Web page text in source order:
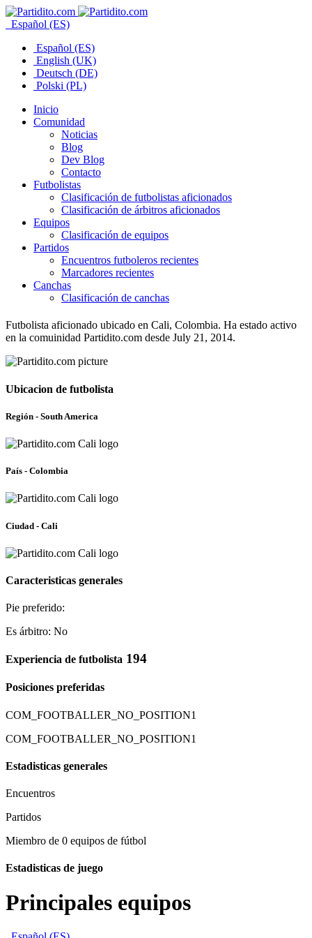
Español (ES)
Español (ES)
English (UK)
Deutsch (DE)
Polski (PL)
Inicio
Comunidad
Noticias
Blog
Dev Blog
Contacto
Futbolistas
Clasificación de futbolistas aficionados
Clasificación de árbitros aficionados
Equipos
Clasificación de equipos
Partidos
Encuentros futboleros recientes
Marcadores recientes
Canchas
Clasificación de canchas
Futbolista aficionado ubicado en Cali, Colombia. Ha estado activo
en la comuinidad Partidito.com desde July 21, 2014.
Ubicacion de futbolista
Región - South America
País - Colombia
Ciudad - Cali
Caracteristicas generales
Pie preferido:
Es árbitro: No
Experiencia de futbolista 194
Posiciones preferidas
COM_FOOTBALLER_NO_POSITION1
COM_FOOTBALLER_NO_POSITION1
Estadisticas generales
Encuentros
Partidos
Miembro de 0 equipos de fútbol
Estadisticas de juego
Principales equipos